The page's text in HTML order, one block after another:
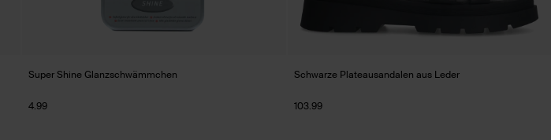
Super Shine Glanzschwämmchen
4.99
Schwarze Plateausandalen aus Leder
103.99